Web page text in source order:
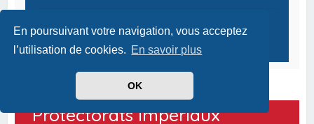
En poursuivant votre navigation, vous acceptez
l’utilisation de cookies. En savoir plus
OK
Sujets Messages
Protectorats Impériaux